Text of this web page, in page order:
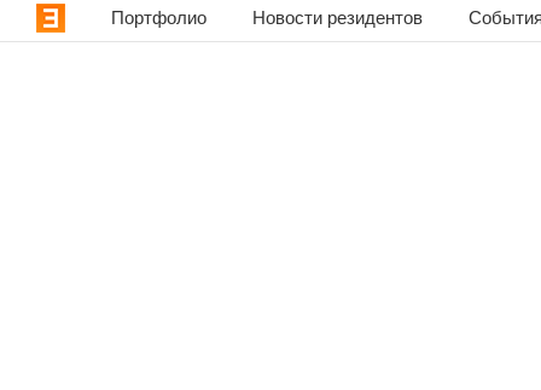
Портфолио Новости резидентов